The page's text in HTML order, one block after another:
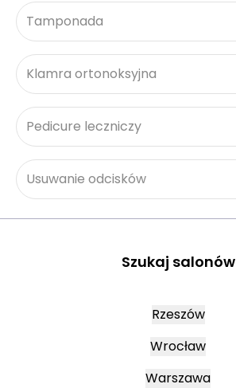
Tamponada
Klamra ortonoksyjna
Pedicure leczniczy
Usuwanie odcisków
Szukaj salonów
Rzeszów
Wrocław
Warszawa